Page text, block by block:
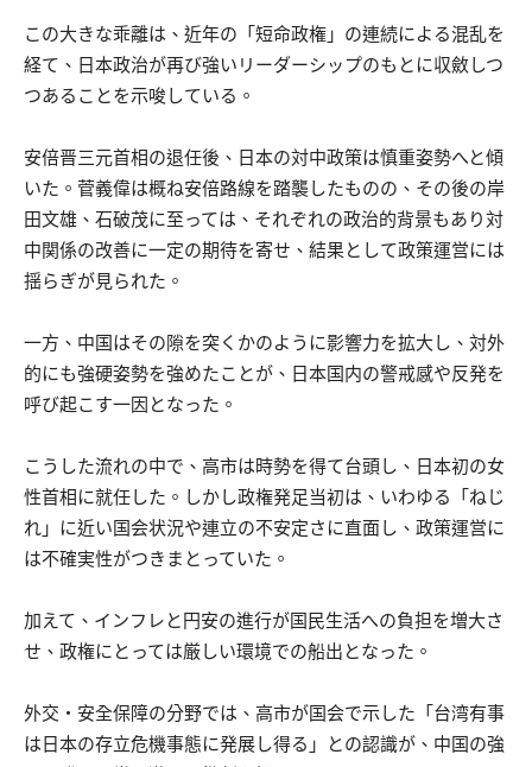
この大きな乖離は、近年の「短命政権」の連続による混乱を
経て、日本政治が再び強いリーダーシップのもとに収斂しつ
つあることを示唆している。
安倍晋三元首相の退任後、日本の対中政策は慎重姿勢へと傾
いた。菅義偉は概ね安倍路線を踏襲したものの、その後の岸
田文雄、石破茂に至っては、それぞれの政治的背景もあり対
中関係の改善に一定の期待を寄せ、結果として政策運営には
揺らぎが見られた。
一方、中国はその隙を突くかのように影響力を拡大し、対外
的にも強硬姿勢を強めたことが、日本国内の警戒感や反発を
呼び起こす一因となった。
こうした流れの中で、高市は時勢を得て台頭し、日本初の女
性首相に就任した。しかし政権発足当初は、いわゆる「ねじ
れ」に近い国会状況や連立の不安定さに直面し、政策運営に
は不確実性がつきまとっていた。
加えて、インフレと円安の進行が国民生活への負担を増大さ
せ、政権にとっては厳しい環境での船出となった。
外交・安全保障の分野では、高市が国会で示した「台湾有事
は日本の存立危機事態に発展し得る」との認識が、中国の強